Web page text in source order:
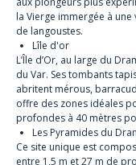
la Vierge immergée à
de langoustes.
Lîle d'or
L’Île d’Or, au large du
du Var. Ses tombants
abritent mérous,
offre des zones idéales
profondes à 40 mètres
Les Pyramides du
Ce site unique est
entre 1,5 m et 27 m de